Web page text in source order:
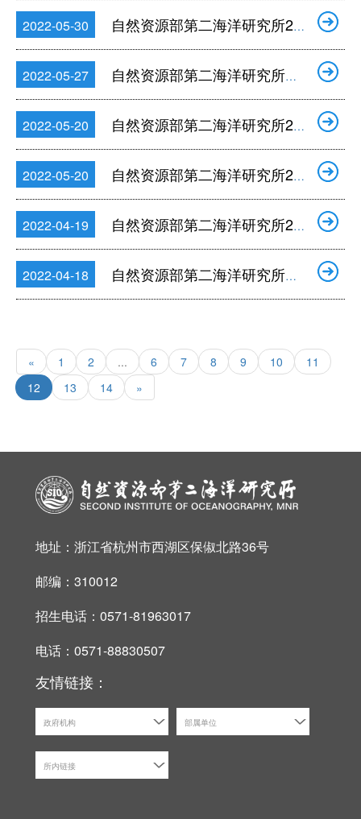
2022-05-30 自然资源部第二海洋研究所2022年度公开招聘在职人员公告（第二批）
2022-05-27 自然资源部第二海洋研究所招聘启事
2022-05-20 自然资源部第二海洋研究所2022年公开招聘应届博士毕业生考察对象名单公告（第一批）
2022-05-20 自然资源部第二海洋研究所2022年公开招聘在职人员考察对象名单公告（第一批）
2022-04-19 自然资源部第二海洋研究所2022年公开招聘面试公告
2022-04-18 自然资源部第二海洋研究所公开招聘在职人员（第一批）资格审查结果公告
« 1 2 ... 6 7 8 9 10
11
12
13 14 »
地址：浙江省杭州市西湖区保俶北路36号
邮编：310012
招生电话：0571-81963017
电话：0571-88830507
友情链接：
政府机构 部属单位
所内链接